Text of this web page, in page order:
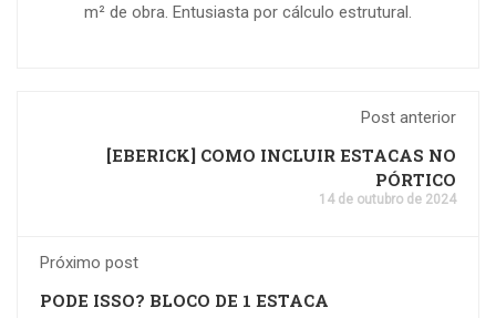
m² de obra. Entusiasta por cálculo estrutural.
Post anterior
[EBERICK] COMO INCLUIR ESTACAS NO
PÓRTICO
14 de outubro de 2024
Próximo post
PODE ISSO? BLOCO DE 1 ESTACA